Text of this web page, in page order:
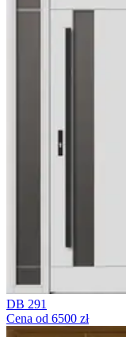
DB 291
Cena od 6500 zł